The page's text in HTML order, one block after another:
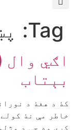
Tag:
اګي وال
بېتاب
کۀ د هغۀ د
خاطر مې نۀ
کړې وه چې د